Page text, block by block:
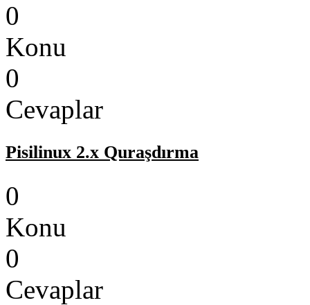
0
Konu
0
Cevaplar
Pisilinux 2.x Quraşdırma
0
Konu
0
Cevaplar